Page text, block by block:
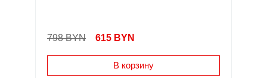
798 BYN 615 BYN
В корзину